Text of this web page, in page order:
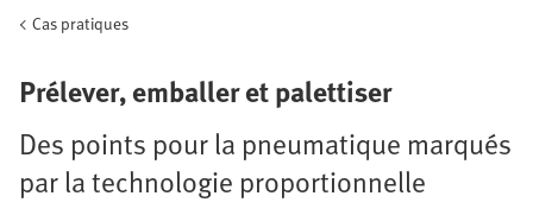
Cas pratiques
Prélever, emballer et palettiser
Des points pour la pneumatique marqués
par la technologie proportionnelle